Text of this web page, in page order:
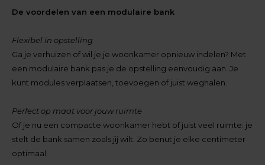
De voordelen van een modulaire bank
Flexibel in opstelling
Ga je verhuizen of wil je je woonkamer opnieuw indelen? Met
een modulaire bank pas je de opstelling eenvoudig aan. Je
kunt modules verplaatsen, toevoegen of juist weghalen.
Perfect op maat voor jouw ruimte
Of je nu een compacte woonkamer hebt of juist veel ruimte: je
stelt de bank samen zoals jij wilt. Zo benut je elke centimeter
optimaal.